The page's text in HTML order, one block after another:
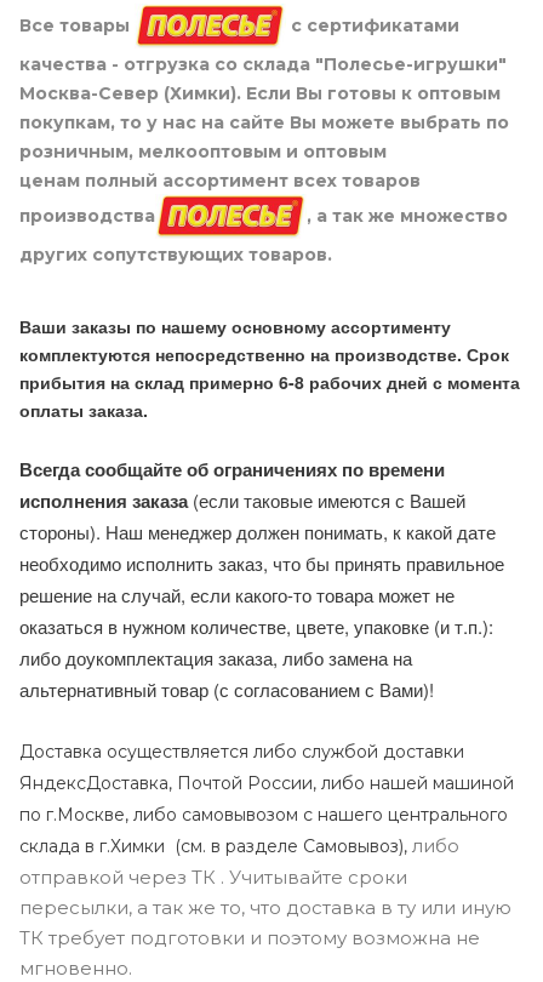
Все товары
с сертификатами
качества - отгрузка со склада "Полесье-игрушки"
Москва-Север (Химки). Если Вы готовы к оптовым
покупкам, то у нас на сайте Вы можете выбрать по
розничным, мелкооптовым и оптовым
ценам полный ассортимент всех товаров
производства
, а так же множество
других сопутствующих товаров.
Ваши заказы по нашему основному ассортименту
комплектуются непосредственно на производстве. Срок
прибытия на склад примерно 6-8 рабочих дней с момента
оплаты заказа.
Всегда сообщайте об ограничениях по времени
исполнения заказа(если таковые имеются с Вашей
стороны). Наш менеджер должен понимать, к какой дате
необходимо исполнить заказ, что бы принять правильное
решение на случай, если какого-то товара может не
оказаться в нужном количестве, цвете, упаковке (и т.п.):
либо доукомплектация заказа, либо замена на
альтернативный товар (с согласованием с Вами)!
Доставка осуществляется либо службой доставки
ЯндексДоставка, Почтой России, либо нашей машиной
по г.Москве, либо самовывозом с нашего центрального
склада в г.Химки (см. в разделе Самовывоз), либо
отправкой через ТК . Учитывайте сроки
пересылки, а так же то, что доставка в ту или иную
ТК требует подготовки и поэтому возможна не
мгновенно.